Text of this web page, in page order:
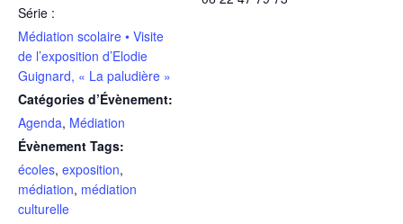
Série :
Médiation scolaire • Visite
de l’exposition d’Elodie
Guignard, « La paludière »
Catégories d’Évènement:
Agenda, Médiation
Évènement Tags:
écoles, exposition,
médiation, médiation
culturelle